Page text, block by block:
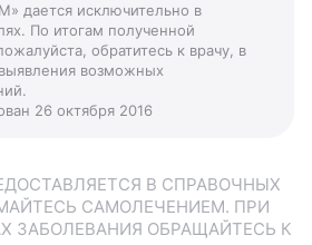
дается исключительно в
По итогам полученной
обратитесь к врачу, в
возможных
26 октября 2016
В СПРАВОЧНЫХ
САМОЛЕЧЕНИЕМ. ПРИ
ЗАБОЛЕВАНИЯ ОБРАЩАЙТЕСЬ К